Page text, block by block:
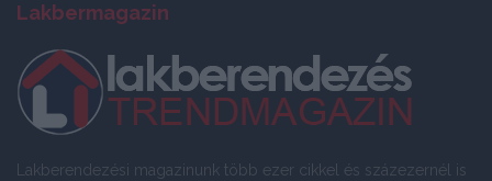
Lakbermagazin
Lakberendezési magazinunk több ezer cikkel és százezernél is